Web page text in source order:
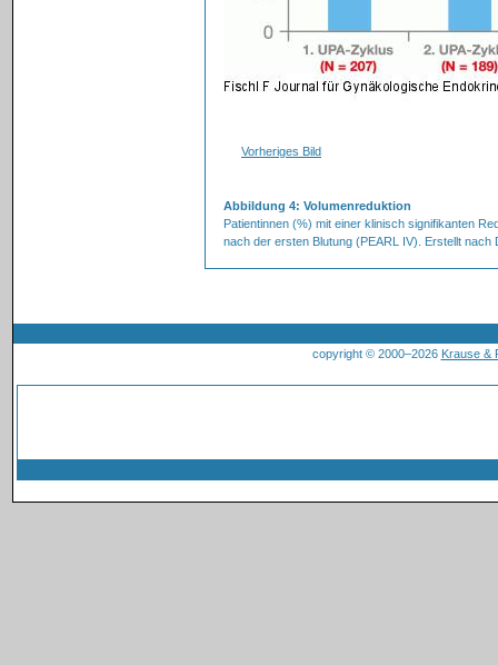
Vorheriges Bild
Abbildung 4: Volumenreduktion
Patientinnen (%) mit einer klinisch signifikanten
nach der ersten Blutung (PEARL IV). Erstellt nach
copyright © 2000–2026 Krause &